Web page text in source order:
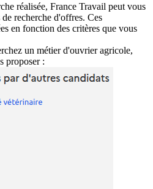
réalisée, France Travail peut vous
recherche d'offres. Ces
en fonction des critères que vous
un métier d'ouvrier agricole,
proposer :